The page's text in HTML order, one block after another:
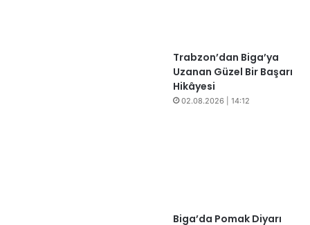
Trabzon’dan Biga’ya
Uzanan Güzel Bir Başarı
Hikâyesi
02.08.2026 | 14:12
Biga’da Pomak Diyarı